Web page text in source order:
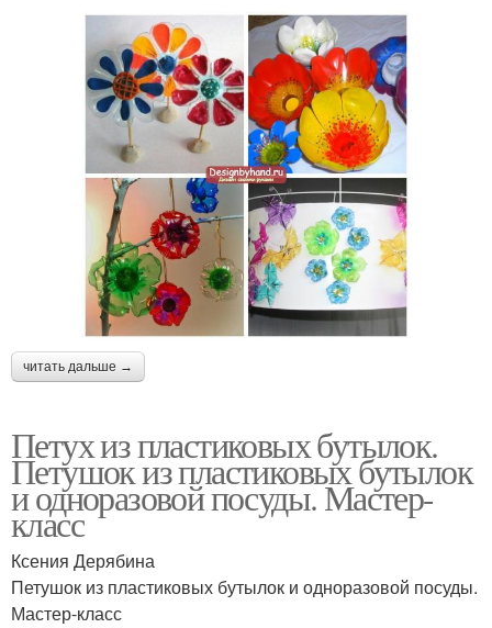
читать дальше →
Петух из пластиковых бутылок.
Петушок из пластиковых бутылок
и одноразовой посуды. Мастер-
класс
Ксения Дерябина
Петушок из пластиковых бутылок и одноразовой посуды.
Мастер-класс